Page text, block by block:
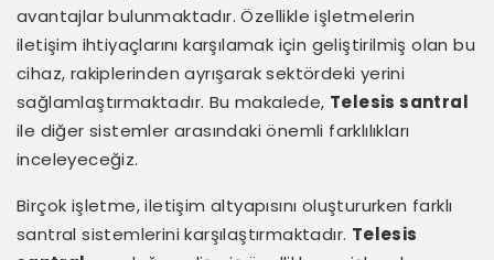
avantajlar bulunmaktadır. Özellikle işletmelerin
iletişim ihtiyaçlarını karşılamak için geliştirilmiş olan bu
cihaz, rakiplerinden ayrışarak sektördeki yerini
sağlamlaştırmaktadır. Bu makalede, Telesis santral
ile diğer sistemler arasındaki önemli farklılıkları
inceleyeceğiz.
Birçok işletme, iletişim altyapısını oluştururken farklı
santral sistemlerini karşılaştırmaktadır. Telesis